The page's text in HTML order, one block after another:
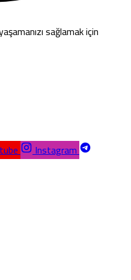
sağlamak için
Instagram